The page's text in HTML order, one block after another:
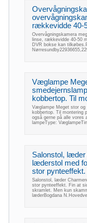
rækkevidde 40-
Overvågningskamera
linse, rækkevidde 40-50
DVR bokse kan
Væglampe
kobbertop. Til
Væglampe Meget stor og
kobbertop. Til montering
også gerne på alle vores
lampeType:
Salonstol,
læderstol med
stor pynteeffekt.
Salonstol, læder
stor pynteeffekt. Fin at
skramlet. Men kun
læderBogdana